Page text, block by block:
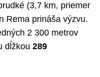
(3,7 km, priemer
Rema prináša výzvu.
2 300 metrov
dĺžkou 289